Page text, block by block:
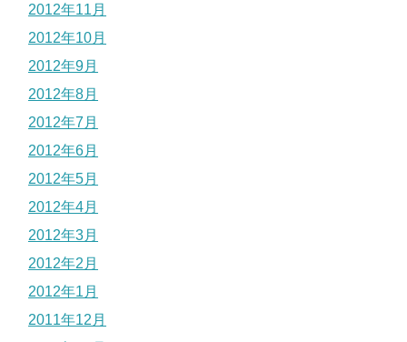
2012年11月
2012年10月
2012年9月
2012年8月
2012年7月
2012年6月
2012年5月
2012年4月
2012年3月
2012年2月
2012年1月
2011年12月